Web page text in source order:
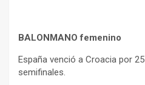
BALONMANO femenino
España venció a Croacia por
semifinales.